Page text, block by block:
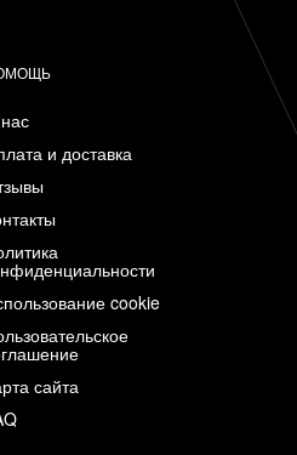
и доставка
cookie
сайта